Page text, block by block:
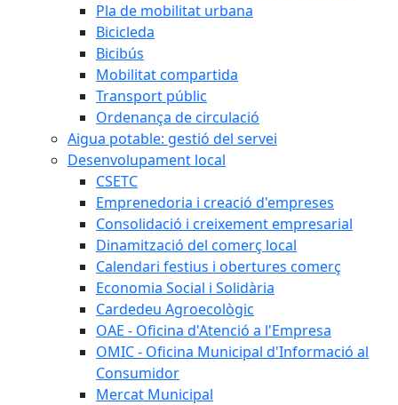
Pla de mobilitat urbana
Bicicleda
Bicibús
Mobilitat compartida
Transport públic
Ordenança de circulació
Aigua potable: gestió del servei
Desenvolupament local
CSETC
Emprenedoria i creació d'empreses
Consolidació i creixement empresarial
Dinamització del comerç local
Calendari festius i obertures comerç
Economia Social i Solidària
Cardedeu Agroecològic
OAE - Oficina d'Atenció a l'Empresa
OMIC - Oficina Municipal d'Informació al
Consumidor
Mercat Municipal